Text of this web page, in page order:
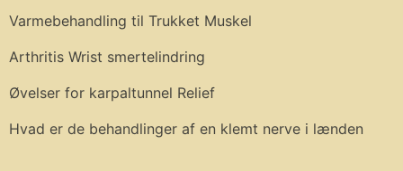
Varmebehandling til Trukket Muskel
Arthritis Wrist smertelindring
Øvelser for karpaltunnel Relief
Hvad er de behandlinger af en klemt nerve i lænden